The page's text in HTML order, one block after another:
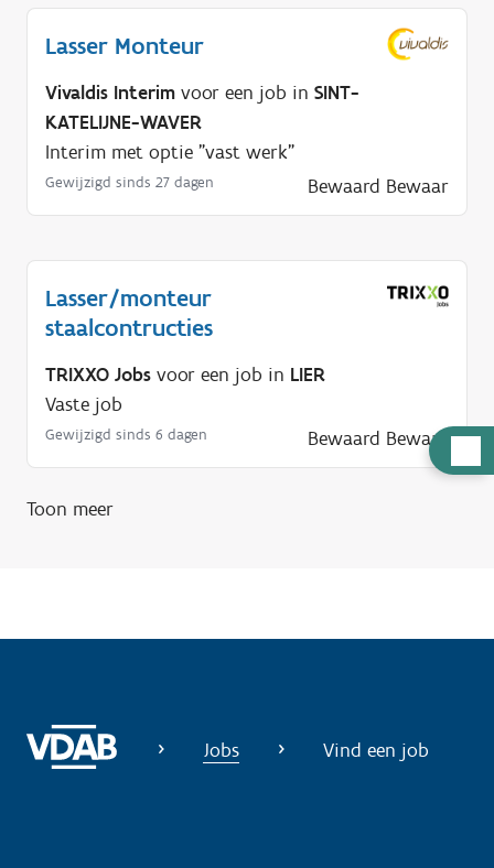
u
Lasser Monteur
Vivaldis Interim voor een job in SINT-
KATELIJNE-WAVER
Interim met optie "vast werk"
Gewijzigd sinds 27 dagen Bewaard Bewaar
Lasser/monteur
staalcontructies
TRIXXO Jobs voor een job in LIER
Vaste job
Gewijzigd sinds 6 dagen Bewaard Bewaar
Toon meer
Jobs Vind een job